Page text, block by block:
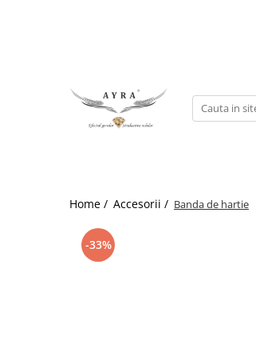
Individuale - 20 linii
Individuale - 6 linii
Home / Accesorii / Banda de hartie
-33%